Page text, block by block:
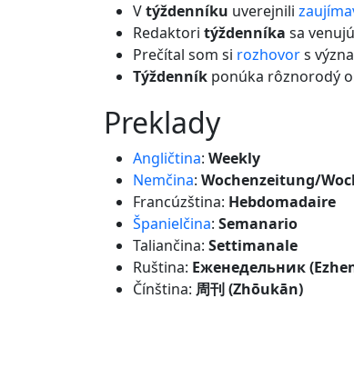
Vtýždenníku uverejnili
Redaktori týždenníka sa
Prečítal som si rozhovors
Týždenník ponúka rôznorodý
preklady
Angličtina: Weekly
Nemčina: Wochenzeitung/
Francúzština: Hebdomadaire
Španielčina: Semanario
Taliančina: Settimanale
Ruština: Еженедельник
Čínština: 周刊 (Zhōukān)